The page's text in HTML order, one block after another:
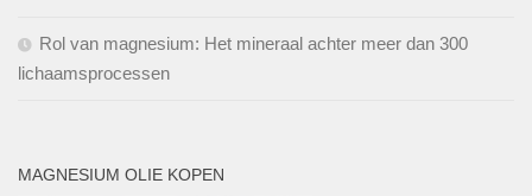
Rol van magnesium: Het mineraal achter meer dan 300
lichaamsprocessen
MAGNESIUM OLIE KOPEN